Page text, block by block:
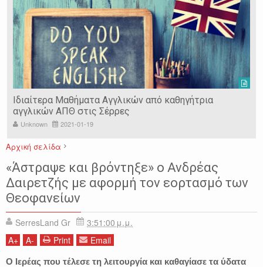
Ιδιαίτερα Μαθήματα Αγγλικών από καθηγήτρια
αγγλικών ΑΠΘ στις Σέρρες
Unknown 2021-01-19
Αρχική σελίδα
ΑΝΔΡΕΑΣ ΔΑΙΡΕΤΖΗΣ
ΕΙΔΗΣΕΙΣ ΘΕΟΦΑΝΕΙΑ
ΝΕΑ ΖΙΧΝΗ
ΣΕΡΡΕΣ
«Άστραψε και βρόντηξε» ο Ανδρέας
Δαιρετζής με αφορμή τον εορτασμό των
Θεοφανείων
SerresLand Gr
3:51:00 μ.μ.
A+ A- Print Email
Ο Ιερέας που τέλεσε τη λειτουργία και καθαγίασε τα ύδατα
ΤΥΧΑΙΕΣ ΑΝΑΡΤΗΣΕΙΣ/ΑΡΘΡΑ
Serres Racing Circuit
Panserraikos FC
Ikaroi B.C.